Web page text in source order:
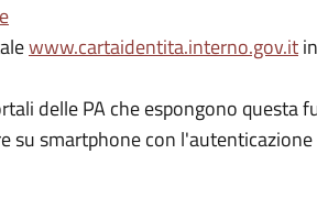
www.cartaidentita.interno.gov.it
delle PA che espongono questa
su smartphone con